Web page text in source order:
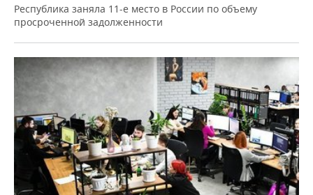
Республика заняла 11-е место в России по объему
просроченной задолженности